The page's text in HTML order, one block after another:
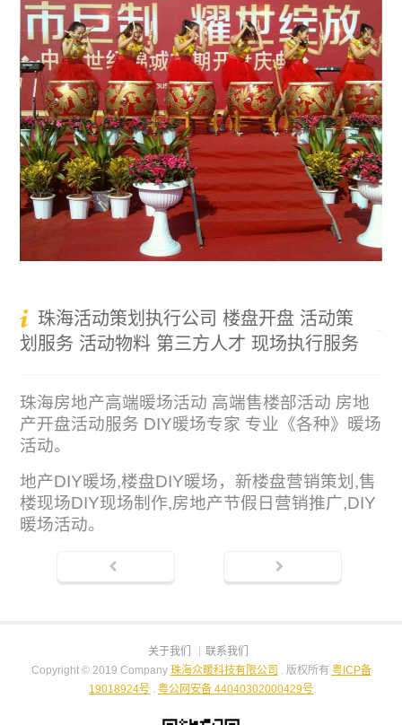
珠海活动策划执行公司 楼盘开盘 活动策
划服务 活动物料 第三方人才 现场执行服务
珠海房地产高端暖场活动 高端售楼部活动 房地
产开盘活动服务 DIY暖场专家 专业《各种》暖场
活动。
地产DIY暖场,楼盘DIY暖场，新楼盘营销策划,售
楼现场DIY现场制作,房地产节假日营销推广,DIY
暖场活动。
关于我们
联系我们
Copyright © 2019 Company 珠海众暖科技有限公司 . 版权所有 粤ICP备
19018924号 . 粤公网安备 44040302000429号